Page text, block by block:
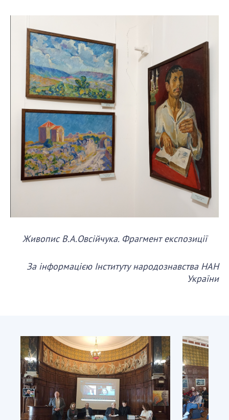
Живопис В.А.Овсійчука. Фрагмент експозиції
За інформацією Інституту народознавства НАН
України